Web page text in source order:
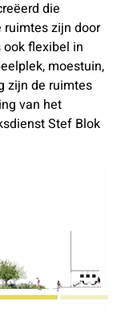
die
ruimtes zijn door
flexibel in
moestuin,
zijn de ruimtes
van het
Stef Blok